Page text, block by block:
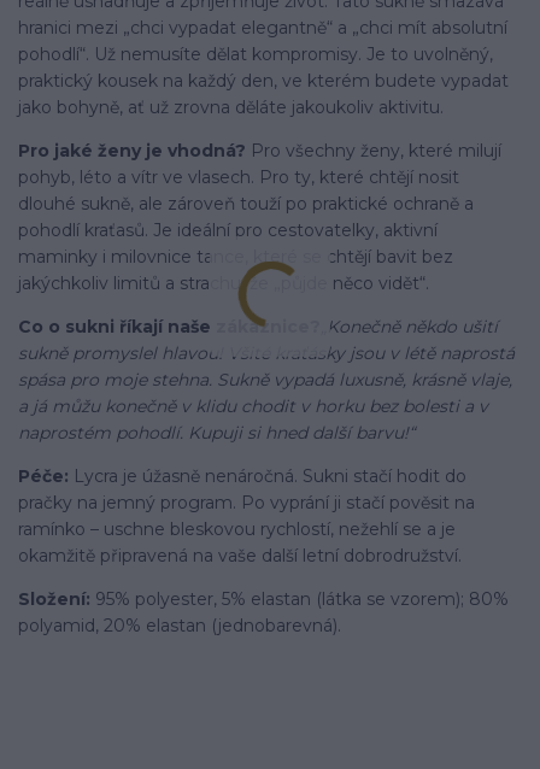
hranici mezi „chci vypadat elegantně“ a „chci mít absolutní
pohodlí“. Už nemusíte dělat kompromisy. Je to uvolněný,
praktický kousek na každý den, ve kterém budete vypadat
jako bohyně, ať už zrovna děláte jakoukoliv aktivitu.
Pro jaké ženy je vhodná? Pro všechny ženy, které milují
pohyb, léto a vítr ve vlasech. Pro ty, které chtějí nosit
dlouhé sukně, ale zároveň touží po praktické ochraně a
pohodlí kraťasů. Je ideální pro cestovatelky, aktivní
maminky i milovnice tance, které se chtějí bavit bez
jakýchkoliv limitů a strachu, že „půjde něco vidět“.
Co o sukni říkají naše zákaznice?
„Konečně někdo ušití
sukně promyslel hlavou! Všité kraťásky jsou v létě naprostá
spása pro moje stehna. Sukně vypadá luxusně, krásně vlaje,
a já můžu konečně v klidu chodit v horku bez bolesti a v
naprostém pohodlí. Kupuji si hned další barvu!“
Péče: Lycra je úžasně nenáročná. Sukni stačí hodit do
pračky na jemný program. Po vyprání ji stačí pověsit na
ramínko – uschne bleskovou rychlostí, nežehlí se a je
okamžitě připravená na vaše další letní dobrodružství.
Složení: 95% polyester, 5% elastan (látka se vzorem); 80%
polyamid, 20% elastan (jednobarevná).